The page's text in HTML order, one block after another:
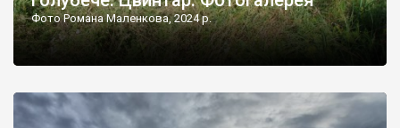
Фото Романа Маленкова, 2024 р.